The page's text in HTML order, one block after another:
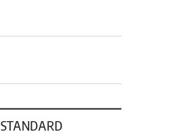
STANDARD